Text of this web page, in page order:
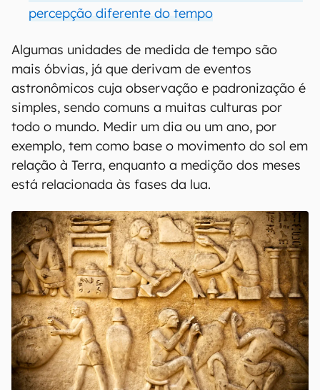
percepção diferente do tempo
Algumas unidades de medida de tempo são
mais óbvias, já que derivam de eventos
astronômicos cuja observação e padronização é
simples, sendo comuns a muitas culturas por
todo o mundo. Medir um dia ou um ano, por
exemplo, tem como base o movimento do sol em
relação à Terra, enquanto a medição dos meses
está relacionada às fases da lua.